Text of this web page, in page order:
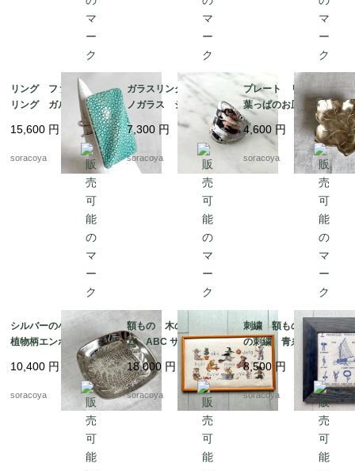
リング ファッション
リング ガルーシャ
スティングレイ エイ
革 スクウェアモチー
フ 9-10号フリーサイ
15,600 円
soracoya
ガラスリング ムラー
ノガラス シルバーベ
ース 12号 メタリッ
クカラー 12acen15-2
7,300 円
soracoya
プレート リーフ型
葉っぱのお皿 WMF
ぶどうの葉っぱ 12ot
em10
4,600 円
soracoya
シルバーの小物入れ
植物柄エンボス gelb
社製 シルバープレー
ト 12otec11
10,400 円
soracoya
額もの 木のフレー
ム ABC サンプラー
くま クロスステッ
チ 図案 クマの物
語 12oter11
18,000 円
soracoya
刺繍 額もの ヨット
の刺繍 青糸 青フレ
ーム 12otdg45-2
8,500円
soracoya